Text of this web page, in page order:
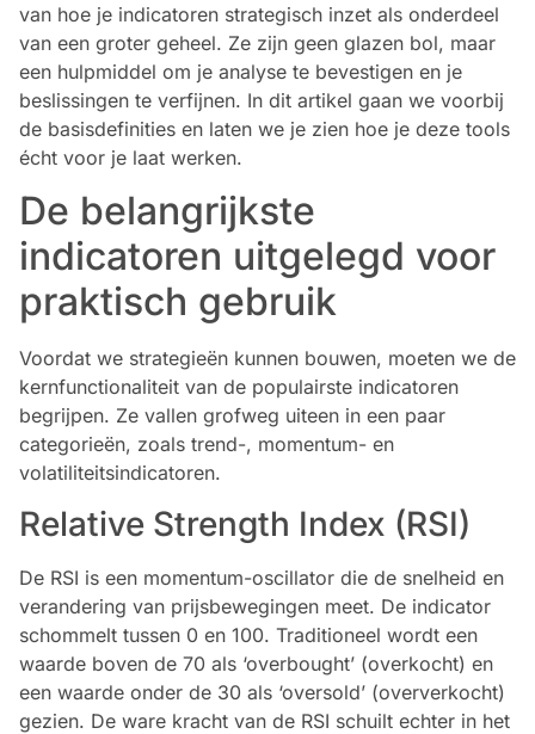
van hoe je indicatoren strategisch inzet als onderdeel
van een groter geheel. Ze zijn geen glazen bol, maar
een hulpmiddel om je analyse te bevestigen en je
beslissingen te verfijnen. In dit artikel gaan we voorbij
de basisdefinities en laten we je zien hoe je deze tools
écht voor je laat werken.
De belangrijkste
indicatoren uitgelegd voor
praktisch gebruik
Voordat we strategieën kunnen bouwen, moeten we de
kernfunctionaliteit van de populairste indicatoren
begrijpen. Ze vallen grofweg uiteen in een paar
categorieën, zoals trend-, momentum- en
volatiliteitsindicatoren.
Relative Strength Index (RSI)
De RSI is een momentum-oscillator die de snelheid en
verandering van prijsbewegingen meet. De indicator
schommelt tussen 0 en 100. Traditioneel wordt een
waarde boven de 70 als ‘overbought’ (overkocht) en
een waarde onder de 30 als ‘oversold’ (oververkocht)
gezien. De ware kracht van de RSI schuilt echter in het